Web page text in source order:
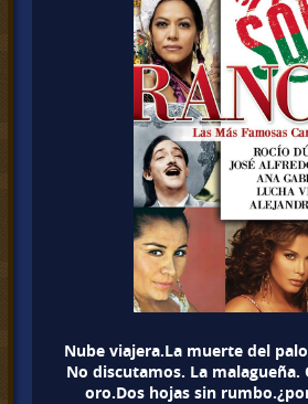
Nube viajera.La muerte del
No discutamos. La
oro.Dos hojas sin